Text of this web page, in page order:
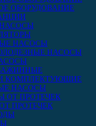
ОБОРУДОВАНИЕ
НАСОСЫ
НАСОСЫ
КОМПЛЕКТУЮЩИЕ
НАСОСЫ
ПРОТЕЧЕК